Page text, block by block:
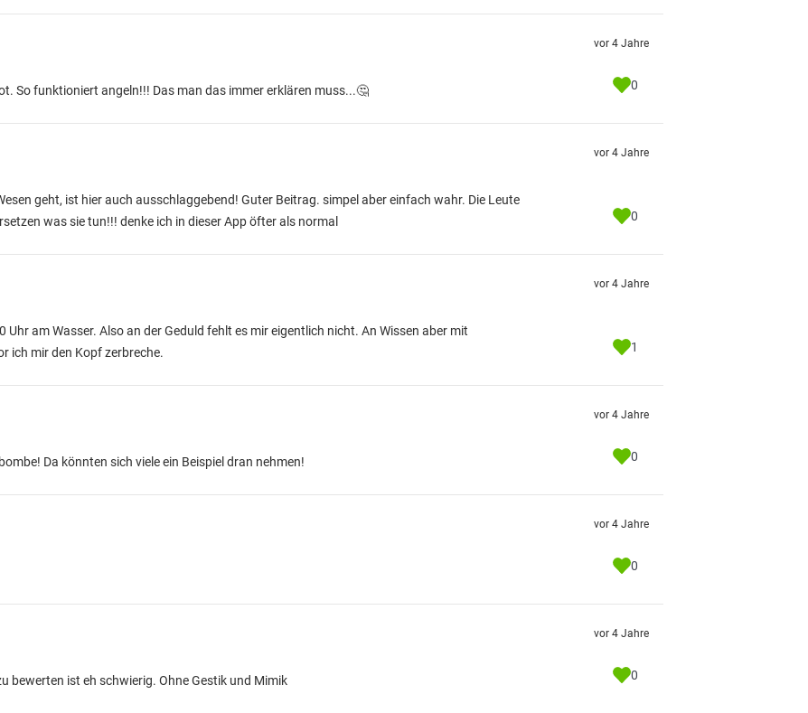
So funktioniert angeln!!! Das man das immer erklären muss...🤔
vor 4 Jahre
0
geht, ist hier auch ausschlaggebend! Guter Beitrag. simpel aber einfach wahr. Die Leute
was sie tun!!! denke ich in dieser App öfter als normal
vor 4 Jahre
0
Uhr am Wasser. Also an der Geduld fehlt es mir eigentlich nicht. An Wissen aber mit
ich mir den Kopf zerbreche.
vor 4 Jahre
1
Da könnten sich viele ein Beispiel dran nehmen!
vor 4 Jahre
0
vor 4 Jahre
0
bewerten ist eh schwierig. Ohne Gestik und Mimik
vor 4 Jahre
0